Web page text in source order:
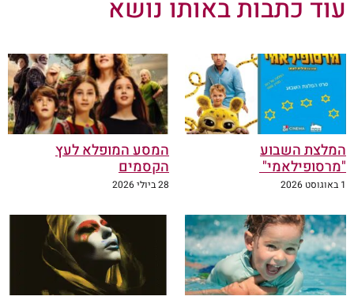
עוד כתבות באותו נושא
המלצת השבוע
"מרסופילאמי"
1 באוגוסט 2026
המסע המופלא לעץ
הקסמים
28 ביולי 2026